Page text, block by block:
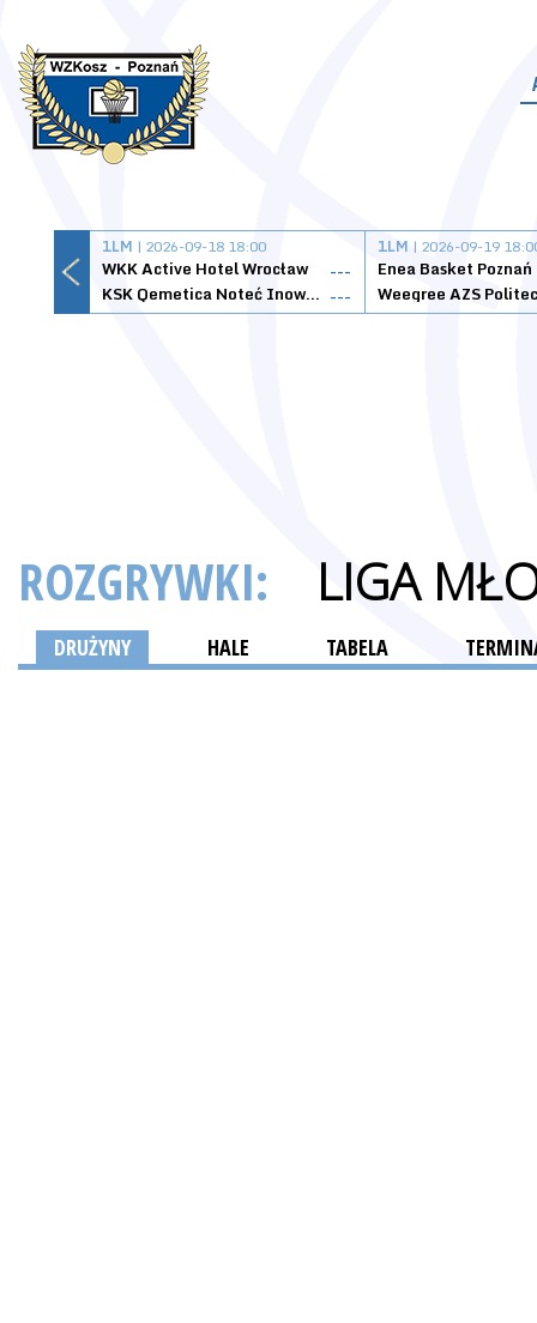
1LM | 2026-09-18 18:00
WKK Active Hotel Wrocław
---
KSK Qemetica Noteć Inowrocław ---
1LM | 2026-09-19
Enea Basket Poznań
ROZGRYWKI: LIGA
DRUŻYNY HALE TABELA